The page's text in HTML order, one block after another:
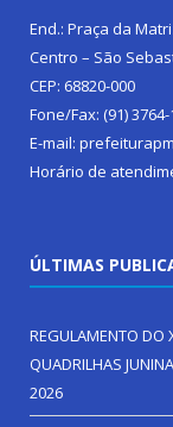
End.: Praça da
Centro – São
CEP: 68820-000
Fone/Fax: (91)
E-mail:
Horário de
ÚLTIMAS
REGULAMENTO DO
QUADRILHAS
2026